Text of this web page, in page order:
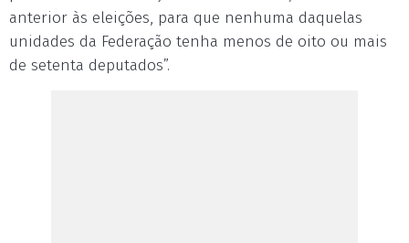
anterior às eleições, para que nenhuma daquelas
unidades da Federação tenha menos de oito ou mais
de setenta deputados”.